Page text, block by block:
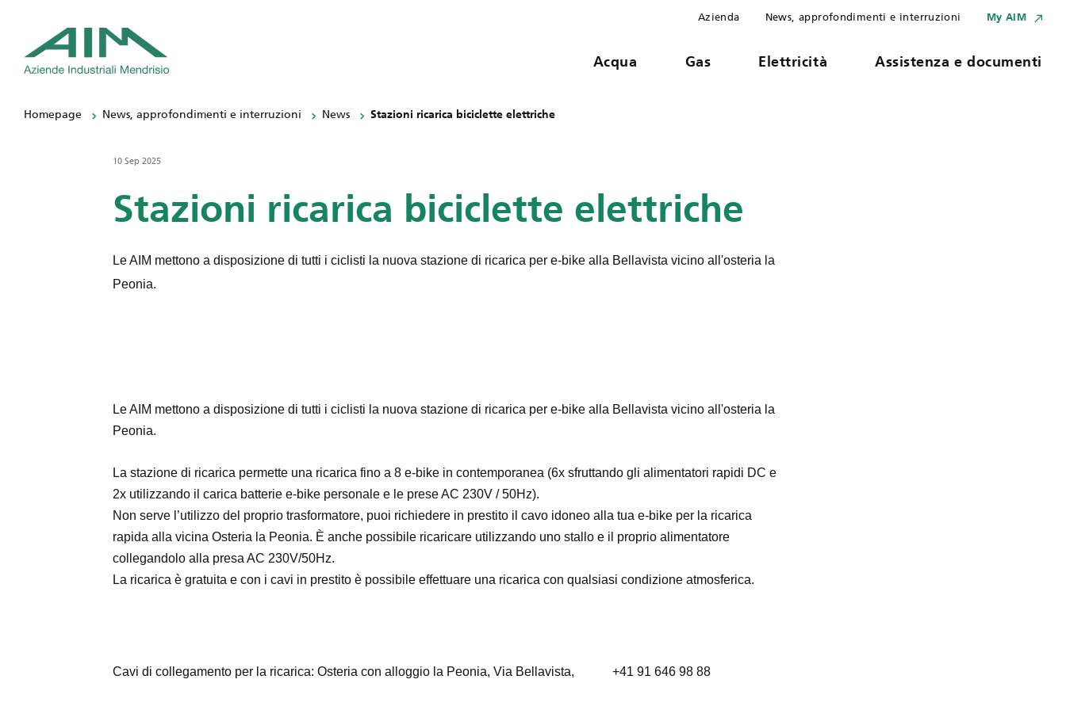
Azienda News, approfondimenti e interruzioni My AIM
Acqua Gas Elettricità Assistenza e documenti
Homepage News, approfondimenti e interruzioni News Stazioni ricarica biciclette elettriche
10 Sep 2025
Stazioni ricarica biciclette elettriche
Le AIM mettono a disposizione di tutti i ciclisti la nuova stazione di ricarica per e-bike alla Bellavista vicino all'osteria la
Peonia.
Le AIM mettono a disposizione di tutti i ciclisti la nuova stazione di ricarica per e-bike alla Bellavista vicino all'osteria la
Peonia.
La stazione di ricarica permette una ricarica fino a 8 e-bike in contemporanea (6x sfruttando gli alimentatori rapidi DC e
2x utilizzando il carica batterie e-bike personale e le prese AC 230V / 50Hz).
Non serve l’utilizzo del proprio trasformatore, puoi richiedere in prestito il cavo idoneo alla tua e-bike per la ricarica
rapida alla vicina Osteria la Peonia. È anche possibile ricaricare utilizzando uno stallo e il proprio alimentatore
collegandolo alla presa AC 230V/50Hz.
La ricarica è gratuita e con i cavi in prestito è possibile effettuare una ricarica con qualsiasi condizione atmosferica.
Cavi di collegamento per la ricarica: Osteria con alloggio la Peonia, Via Bellavista, +41 91 646 98 88